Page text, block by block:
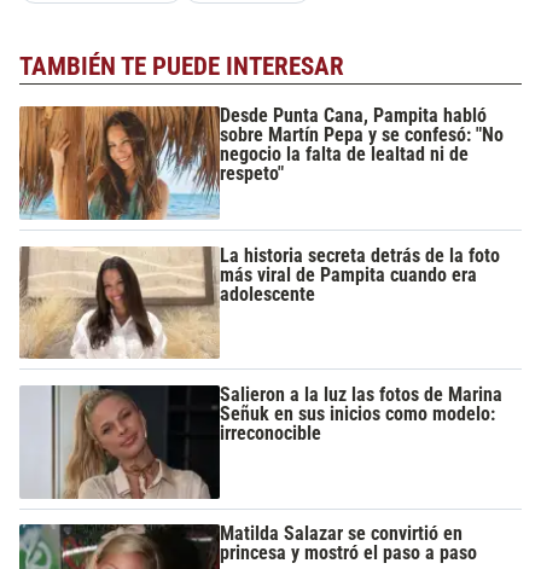
TAMBIÉN TE PUEDE INTERESAR
Desde Punta Cana, Pampita habló
sobre Martín Pepa y se confesó: "No
negocio la falta de lealtad ni de
respeto"
La historia secreta detrás de la foto
más viral de Pampita cuando era
adolescente
Salieron a la luz las fotos de Marina
Señuk en sus inicios como modelo:
irreconocible
Matilda Salazar se convirtió en
princesa y mostró el paso a paso